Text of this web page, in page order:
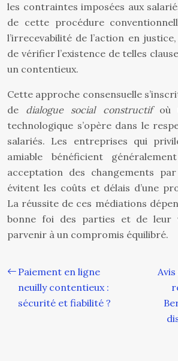
les contraintes imposées aux
de cette procédure
l’irrecevabilité de l’action en
de vérifier l’existence de telles
un contentieux.
Cette approche consensuelle
de dialogue social constructifoù
technologique s’opère dans le
salariés. Les entreprises qui
amiable bénéficient
acceptation des changements
évitent les coûts et délais d’une
La réussite de ces médiations
bonne foi des parties et de leur
parvenir à un compromis équilibré.
Paiement en ligne
neuilly contentieux :
sécurité et fiabilité ?